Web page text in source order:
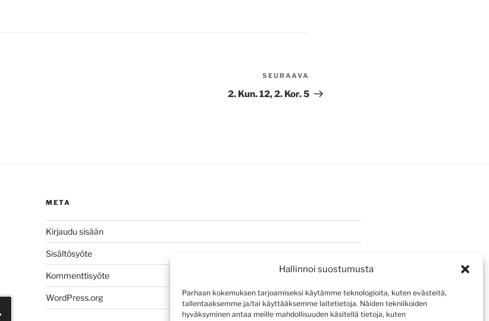
Hallinnoi suostumusta
Parhaan kokemuksen tarjoamiseksi käytämme teknologioita, kuten evästeitä,
tallentaaksemme ja/tai käyttääksemme laitetietoja. Näiden tekniikoiden
hyväksyminen antaa meille mahdollisuuden käsitellä tietoja, kuten
artikkeli
SEURAAVA
2. Kun. 12, 2. Kor. 5
META
Kirjaudu sisään
Sisältösyöte
Kommenttisyöte
WordPress.org